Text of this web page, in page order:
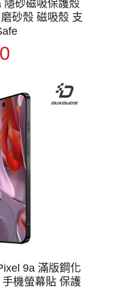
隱砂磁吸保護殼
砂殼 磁吸殼 支
9a 滿版鋼化
機螢幕貼 保護